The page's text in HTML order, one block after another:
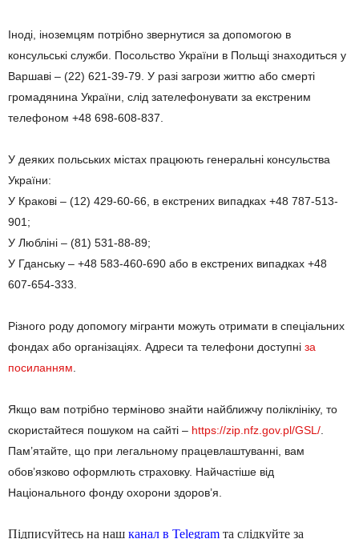
Іноді, іноземцям потрібно звернутися за допомогою в
консульські служби. Посольство України в Польщі знаходиться у
Варшаві – (22) 621-39-79. У разі загрози життю або смерті
громадянина України, слід зателефонувати за екстреним
телефоном +48 698-608-837.
У деяких польських містах працюють генеральні консульства
України:
У Кракові – (12) 429-60-66, в екстрених випадках +48 787-513-
901;
У Любліні – (81) 531-88-89;
У Гданську – +48 583-460-690 або в екстрених випадках +48
607-654-333.
Різного роду допомогу мігранти можуть отримати в спеціальних
фондах або організаціях. Адреси та телефони доступні за
посиланням
Якщо вам потрібно терміново знайти найближчу поліклініку, то
скористайтеся пошуком на сайті – https://zip.nfz.gov.pl/GSL/
Пам’ятайте, що при легальному працевлаштуванні, вам
обов’язково оформлють страховку. Найчастіше від
Національного фонду охорони здоров’я.
Підписуйтесь на наш канал в Telegram та слідкуйте за